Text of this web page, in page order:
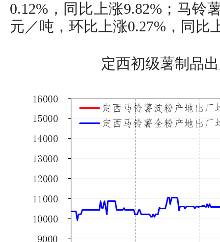
0.12%，同比上涨9.82%；马铃
元／吨，环比上涨0.27%，同比
定西初级薯制品